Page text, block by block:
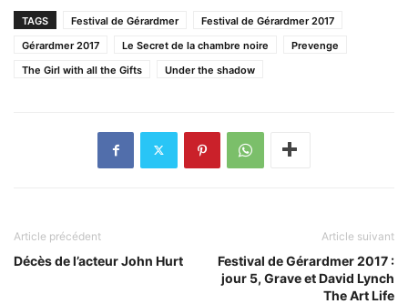
TAGS Festival de Gérardmer
Festival de Gérardmer 2017
Gérardmer 2017
Le Secret de la chambre noire
Prevenge
The Girl with all the Gifts
Under the shadow
Article précédent
Décès de l’acteur John Hurt
Article suivant
Festival de Gérardmer 2017 :
jour 5, Grave et David Lynch
The Art Life